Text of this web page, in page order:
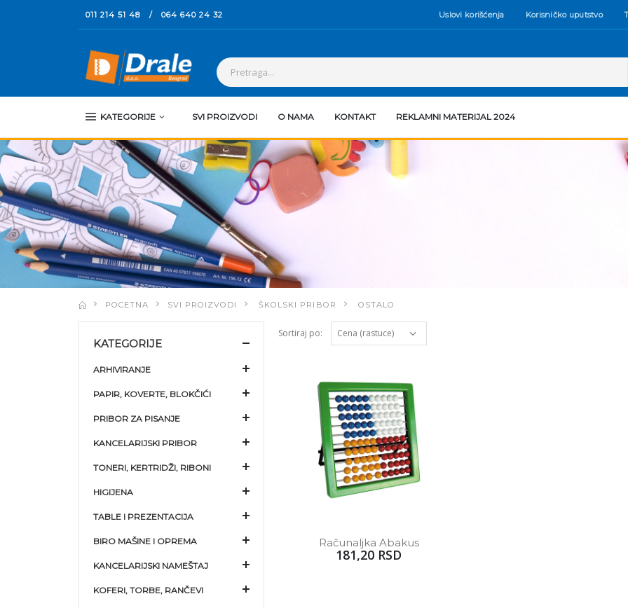
011 214 51 48 / 064 640 24 32 Uslovi korišćenja Korisničko uputstvo
KATEGORIJE SVI PROIZVODI O NAMA KONTAKT REKLAMNI MATERIJAL 2024
POCETNA SVI PROIZVODI ŠKOLSKI PRIBOR OSTALO
KATEGORIJE
ARHIVIRANJE
PAPIR, KOVERTE, BLOKČIĆI
PRIBOR ZA PISANJE
KANCELARIJSKI PRIBOR
TONERI, KERTRIDŽI, RIBONI
HIGIJENA
TABLE I PREZENTACIJA
BIRO MAŠINE I OPREMA
KANCELARIJSKI NAMEŠTAJ
KOFERI, TORBE, RANČEVI
Sortiraj po:
Računaljka Abakus
181,20 RSD